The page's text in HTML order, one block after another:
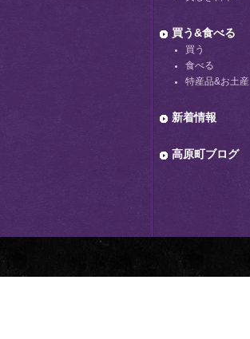
買う&食べる
買う
食べる
特産品&お土産
新着情報
高原町ブログ